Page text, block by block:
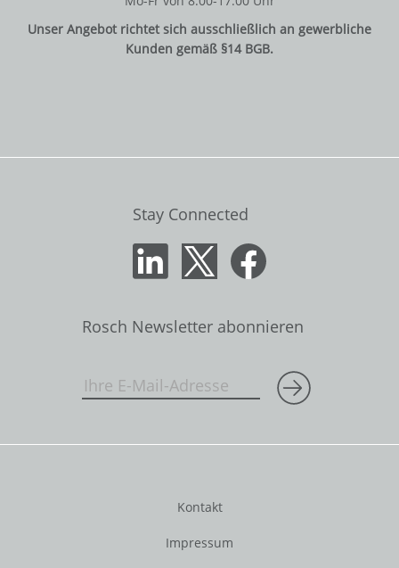
Unser Angebot richtet sich ausschließlich an gewerbliche
Kunden gemäß §14 BGB.
Stay Connected
Rosch Newsletter abonnieren
Kontakt
Impressum